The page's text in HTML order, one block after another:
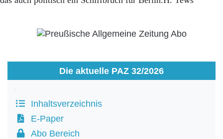
Die aktuelle PAZ 32/2026
Inhaltsverzeichnis
E-Paper
Abo Bereich